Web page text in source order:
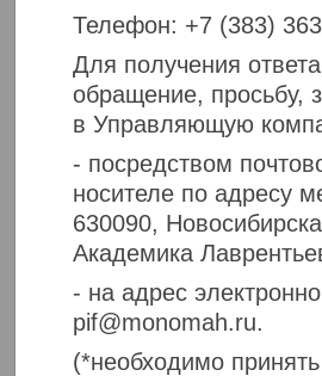
Телефон: +7 (383)
Для получения
обращение, просьбу,
в Управляющую
- посредством
носителе по адресу
630090,
Академика
- на адрес
pif@monomah.ru.
(*необходимо